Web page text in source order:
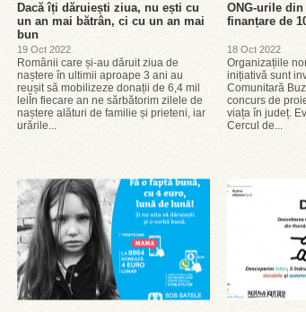
Dacă îți dăruiești ziua, nu ești cu
un an mai bătrân, ci cu un an mai
bun
19 Oct 2022
Românii care și-au dăruit ziua de
naștere în ultimii aproape 3 ani au
reușit să mobilizeze donații de 6,4 mil
leiÎn fiecare an ne sărbătorim zilele de
naștere alături de familie și prieteni, iar
urările...
ONG-urile
finanțare de
18 Oct 2022
Organizațiile
inițiativă sunt
Comunitară
concurs de
viața în județ.
Cercul de...